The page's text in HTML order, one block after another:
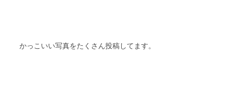
かっこいい写真をたくさん投稿してます。